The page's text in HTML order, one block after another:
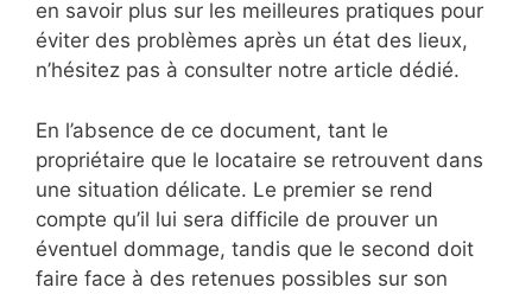
en savoir plus sur les meilleures pratiques pour
éviter des problèmes après un état des lieux,
n’hésitez pas à consulter notre article dédié.
En l’absence de ce document, tant le
propriétaire que le locataire se retrouvent dans
une situation délicate. Le premier se rend
compte qu’il lui sera difficile de prouver un
éventuel dommage, tandis que le second doit
faire face à des retenues possibles sur son